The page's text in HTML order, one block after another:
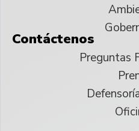
Contáctenos
Preguntas